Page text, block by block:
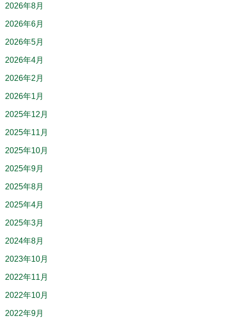
2026年8月
2026年6月
2026年5月
2026年4月
2026年2月
2026年1月
2025年12月
2025年11月
2025年10月
2025年9月
2025年8月
2025年4月
2025年3月
2024年8月
2023年10月
2022年11月
2022年10月
2022年9月